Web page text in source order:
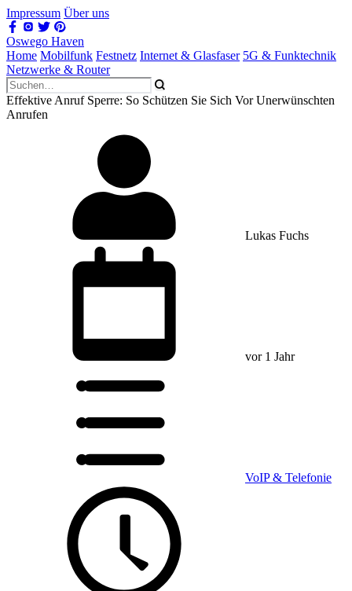
Impressum Über uns
Oswego Haven
Home Mobilfunk Festnetz Internet & Glasfaser 5G & Funktechnik
Netzwerke & Router
Effektive Anruf Sperre: So Schützen Sie Sich Vor Unerwünschten
Anrufen
Lukas Fuchs
vor 1 Jahr
VoIP & Telefonie